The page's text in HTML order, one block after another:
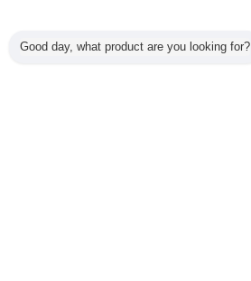
Good day, what product are you looking for?